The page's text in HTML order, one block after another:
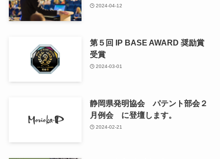
2024-04-12
第５回 IP BASE AWARD 奨励賞
受賞
2024-03-01
静岡県発明協会 パテント部会２
月例会 に登壇します。
2024-02-21